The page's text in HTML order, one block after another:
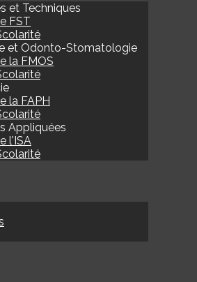
et Techniques
FST
et Odonto-Stomatologie
la FMOS
la FAPH
Appliquées
l'ISA